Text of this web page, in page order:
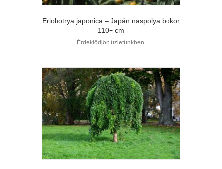
Eriobotrya japonica – Japán naspolya bokor
110+ cm
Érdeklődjön üzletünkben.